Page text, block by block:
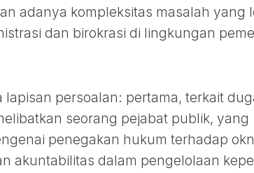
adanya kompleksitas masalah yang
dan birokrasi di lingkungan
lapisan persoalan: pertama, terkait
seorang pejabat publik, yang
penegakan hukum terhadap
akuntabilitas dalam pengelolaan